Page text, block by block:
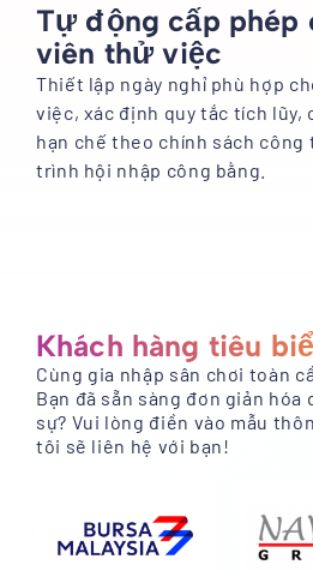
Tự động cấp phép
viên thử việc
Thiết lập ngày nghỉ phù hợp
việc, xác định quy tắc tích lũy,
hạn chế theo chính sách công
trình hội nhập công bằng.
Khách hàng tiêu
Cùng gia nhập sân chơi toàn
Bạn đã sẵn sàng đơn giản hóa
sự? Vui lòng điền vào mẫu
tôi sẽ liên hệ với bạn!